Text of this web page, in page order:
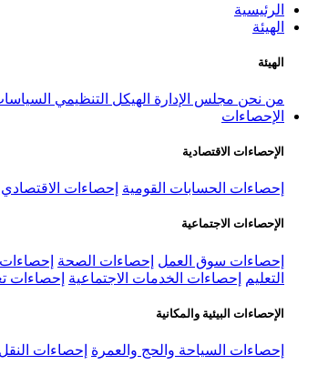
الرئيسية
الهيئة
الهيئة
من نحن مجلس الإدارة الهيكل التنظيمي
الإحصاءات
الإحصاءات الاقتصادية
إحصاءات الحسابات القومية إحصاءات
الإحصاءات الاجتماعية
إحصاءات سوق العمل إحصاءات الصحة إحصاءات
التعليم
إحصاءات الخدمات الاجتماعية إحصاءات
الإحصاءات البيئية والمكانية
إحصاءات السياحة والحج والعمرة إحصاءات